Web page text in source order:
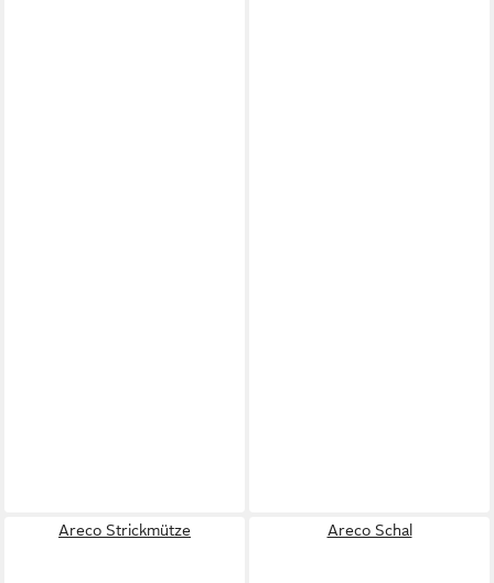
Areco Strickmütze Areco Schal